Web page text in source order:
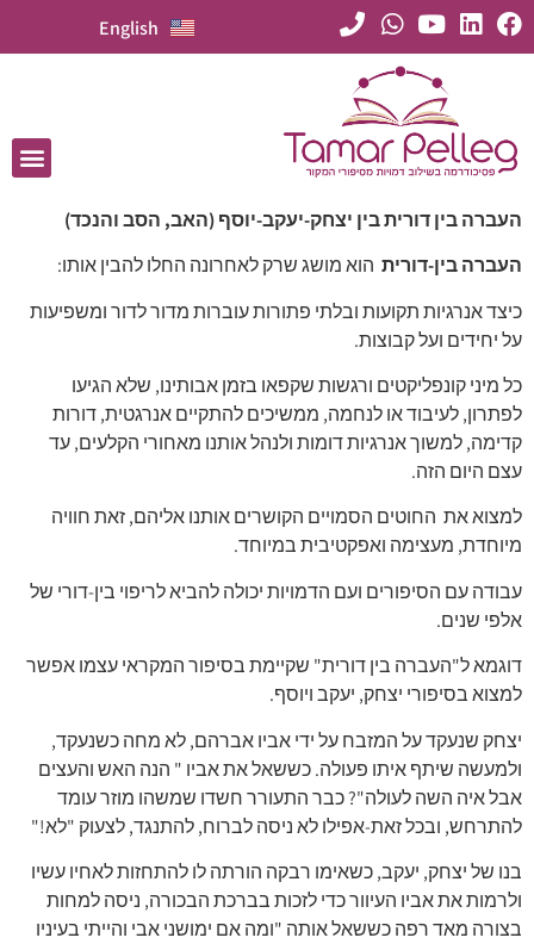
English
העברה בין דורית בין יצחק-יעקב-יוסף (האב, הסב והנכד)
העברה בין-דורית הוא מושג שרק לאחרונה החלו להבין אותו:
כיצד אנרגיות תקועות ובלתי פתורות עוברות מדור לדור ומשפיעות
על יחידים ועל קבוצות.
כל מיני קונפליקטים ורגשות שקפאו בזמן אבותינו, שלא הגיעו
לפתרון, לעיבוד או לנחמה, ממשיכים להתקיים אנרגטית, דורות
קדימה, למשוך אנרגיות דומות ולנהל אותנו מאחורי הקלעים, עד
עצם היום הזה.
למצוא את החוטים הסמויים הקושרים אותנו אליהם, זאת חוויה
מיוחדת, מעצימה ואפקטיבית במיוחד.
עבודה עם הסיפורים ועם הדמויות יכולה להביא לריפוי בין-דורי של
אלפי שנים.
דוגמא ל"העברה בין דורית" שקיימת בסיפור המקראי עצמו אפשר
למצוא בסיפורי יצחק, יעקב ויוסף.
יצחק שנעקד על המזבח על ידי אביו אברהם, לא מחה כשנעקד,
ולמעשה שיתף איתו פעולה. כששאל את אביו " הנה האש והעצים
אבל איה השה לעולה"? כבר התעורר חשדו שמשהו מוזר עומד
להתרחש, ובכל זאת-אפילו לא ניסה לברוח, להתנגד, לצעוק "לא!"
בנו של יצחק, יעקב, כשאימו רבקה הורתה לו להתחזות לאחיו עשיו
ולרמות את אביו העיוור כדי לזכות בברכת הבכורה, ניסה למחות
בצורה מאד רפה כששאל אותה "ומה אם ימושני אבי והייתי בעיניו